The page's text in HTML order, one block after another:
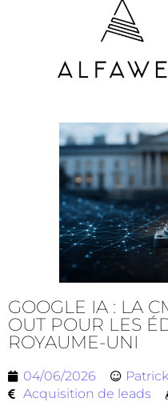
GOOGLE IA : LA
OUT POUR LES
ROYAUME-UNI
04/06/2026
Acquisition de leads